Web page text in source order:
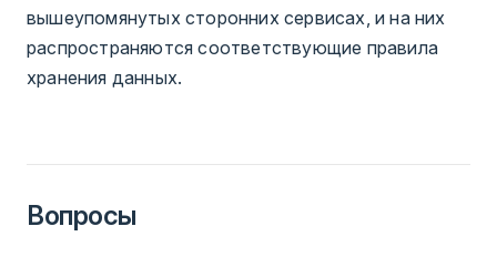
вышеупомянутых сторонних сервисах, и на них
распространяются соответствующие правила
хранения данных.
Вопросы